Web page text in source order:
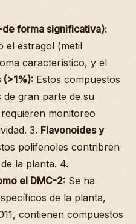
forma significativa):
el estragol (metil
característico, y el
(>1%): Estos compuestos
gran parte de su
monitoreo
3. Flavonoides y
polifenoles contribren
la planta. 4.
el DMC-2: Se ha
de la planta,
contienen compuestos